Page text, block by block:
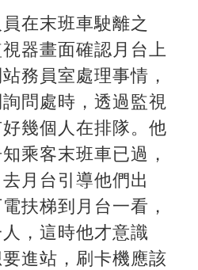
在末班車駛離之
器畫面確認月台上
務員室處理事情，
問處時，透過監視
幾個人在排隊。他
乘客末班車已過，
月台引導他們出
扶梯到月台一看，
，這時他才意識
進站，刷卡機應該